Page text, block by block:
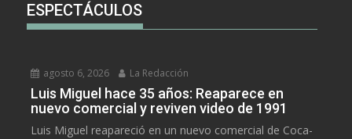
ESPECTÁCULOS
agosto 6, 2026 La Redacción
Luis Miguel hace 35 años: Reaparece en
nuevo comercial y reviven video de 1991
Luis Miguel reapareció en un nuevo comercial de Coca-